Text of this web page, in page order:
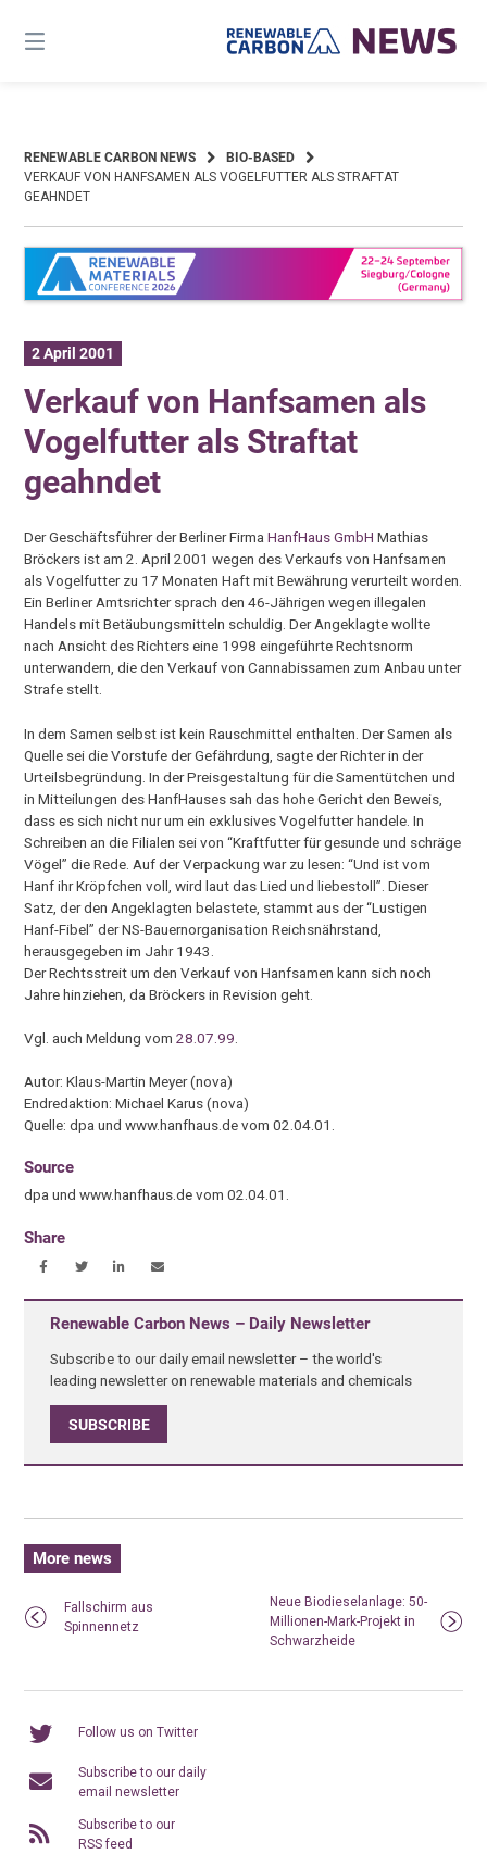
content
RENEWABLE CARBON NEWS
BIO-BASED
VERKAUF VON HANFSAMEN ALS VOGELFUTTER ALS STRAFTAT
GEAHNDET
2 April 2001
Verkauf von Hanfsamen als
Vogelfutter als Straftat
geahndet
Der Geschäftsführer der Berliner FirmaHanfHaus GmbH Mathias
Bröckers ist am 2. April 2001 wegen des Verkaufs von Hanfsamen
als Vogelfutter zu 17 Monaten Haft mit Bewährung verurteilt worden.
Ein Berliner Amtsrichter sprach den 46-Jährigen wegen illegalen
Handels mit Betäubungsmitteln schuldig. Der Angeklagte wollte
nach Ansicht des Richters eine 1998 eingeführte Rechtsnorm
unterwandern, die den Verkauf von Cannabissamen zum Anbau unter
Strafe stellt.
In dem Samen selbst ist kein Rauschmittel enthalten. Der Samen als
Quelle sei die Vorstufe der Gefährdung, sagte der Richter in der
Urteilsbegründung. In der Preisgestaltung für die Samentütchen und
in Mitteilungen des HanfHauses sah das hohe Gericht den Beweis,
dass es sich nicht nur um ein exklusives Vogelfutter handele. In
Schreiben an die Filialen sei von “Kraftfutter für gesunde und schräge
Vögel” die Rede. Auf der Verpackung war zu lesen: “Und ist vom
Hanf ihr Kröpfchen voll, wird laut das Lied und liebestoll”. Dieser
Satz, der den Angeklagten belastete, stammt aus der “Lustigen
Hanf-Fibel” der NS-Bauernorganisation Reichsnährstand,
herausgegeben im Jahr 1943.
Der Rechtsstreit um den Verkauf von Hanfsamen kann sich noch
Jahre hinziehen, da Bröckers in Revision geht.
Vgl. auch Meldung vom28.07.99
Autor: Klaus-Martin Meyer (nova)
Endredaktion: Michael Karus (nova)
Quelle: dpa und www.hanfhaus.de vom 02.04.01.
Source
dpa und www.hanfhaus.de vom 02.04.01.
Share
Renewable Carbon News – Daily Newsletter
Subscribe to our daily email newsletter – the world's
leading newsletter on renewable materials and chemicals
SUBSCRIBE
More news
Fallschirm aus
Spinnennetz
Neue Biodieselanlage: 50-
Millionen-Mark-Projekt in
Schwarzheide
Follow us on Twitter
Subscribe to our daily
email newsletter
Subscribe to our
RSS feed